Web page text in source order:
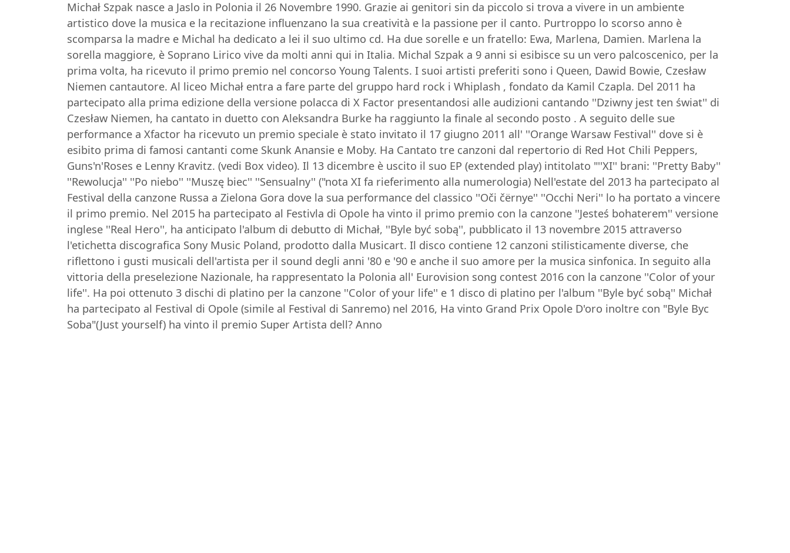
Michał Szpak nasce a Jaslo in Polonia il 26 Novembre 1990. Grazie ai genitori sin da piccolo si trova a vivere in un ambiente
artistico dove la musica e la recitazione influenzano la sua creatività e la passione per il canto. Purtroppo lo scorso anno è
scomparsa la madre e Michal ha dedicato a lei il suo ultimo cd. Ha due sorelle e un fratello: Ewa, Marlena, Damien. Marlena la
sorella maggiore, è Soprano Lirico vive da molti anni qui in Italia. Michal Szpak a 9 anni si esibisce su un vero palcoscenico, per la
prima volta, ha ricevuto il primo premio nel concorso Young Talents. I suoi artisti preferiti sono i Queen, Dawid Bowie, Czesław
Niemen cantautore. Al liceo Michał entra a fare parte del gruppo hard rock i Whiplash , fondato da Kamil Czapla. Del 2011 ha
partecipato alla prima edizione della versione polacca di X Factor presentandosi alle audizioni cantando ''Dziwny jest ten świat'' di
Czesław Niemen, ha cantato in duetto con Aleksandra Burke ha raggiunto la finale al secondo posto . A seguito delle sue
performance a Xfactor ha ricevuto un premio speciale è stato invitato il 17 giugno 2011 all' ''Orange Warsaw Festival'' dove si è
esibito prima di famosi cantanti come Skunk Anansie e Moby. Ha Cantato tre canzoni dal repertorio di Red Hot Chili Peppers,
Guns'n'Roses e Lenny Kravitz. (vedi Box video). Il 13 dicembre è uscito il suo EP (extended play) intitolato "''XI'' brani: ''Pretty Baby''
''Rewolucja'' ''Po niebo'' ''Muszę biec'' ''Sensualny'' ("nota XI fa rieferimento alla numerologia) Nell'estate del 2013 ha partecipato al
Festival della canzone Russa a Zielona Gora dove la sua performance del classico ''Oči čërnye'' ''Occhi Neri'' lo ha portato a vincere
il primo premio. Nel 2015 ha partecipato al Festivla di Opole ha vinto il primo premio con la canzone ''Jesteś bohaterem'' versione
inglese ''Real Hero'', ha anticipato l'album di debutto di Michał, ''Byle być sobą'', pubblicato il 13 novembre 2015 attraverso
l'etichetta discografica Sony Music Poland, prodotto dalla Musicart. Il disco contiene 12 canzoni stilisticamente diverse, che
riflettono i gusti musicali dell'artista per il sound degli anni '80 e '90 e anche il suo amore per la musica sinfonica. In seguito alla
vittoria della preselezione Nazionale, ha rappresentato la Polonia all' Eurovision song contest 2016 con la canzone ''Color of your
life''. Ha poi ottenuto 3 dischi di platino per la canzone ''Color of your life'' e 1 disco di platino per l'album ''Byle być sobą'' Michał
ha partecipato al Festival di Opole (simile al Festival di Sanremo) nel 2016, Ha vinto Grand Prix Opole D'oro inoltre con "Byle Byc
Soba"(Just yourself) ha vinto il premio Super Artista dell? Anno